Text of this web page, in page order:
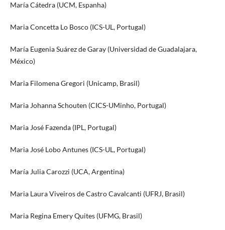
María Cátedra (UCM, Espanha)
Maria Concetta Lo Bosco (ICS-UL, Portugal)
María Eugenia Suárez de Garay (Universidad de Guadalajara,
México)
Maria Filomena Gregori (Unicamp, Brasil)
Maria Johanna Schouten (CICS-UMinho, Portugal)
Maria José Fazenda (IPL, Portugal)
Maria José Lobo Antunes (ICS-UL, Portugal)
María Julia Carozzi (UCA, Argentina)
Maria Laura Viveiros de Castro Cavalcanti (UFRJ, Brasil)
Maria Regina Emery Quites (UFMG, Brasil)